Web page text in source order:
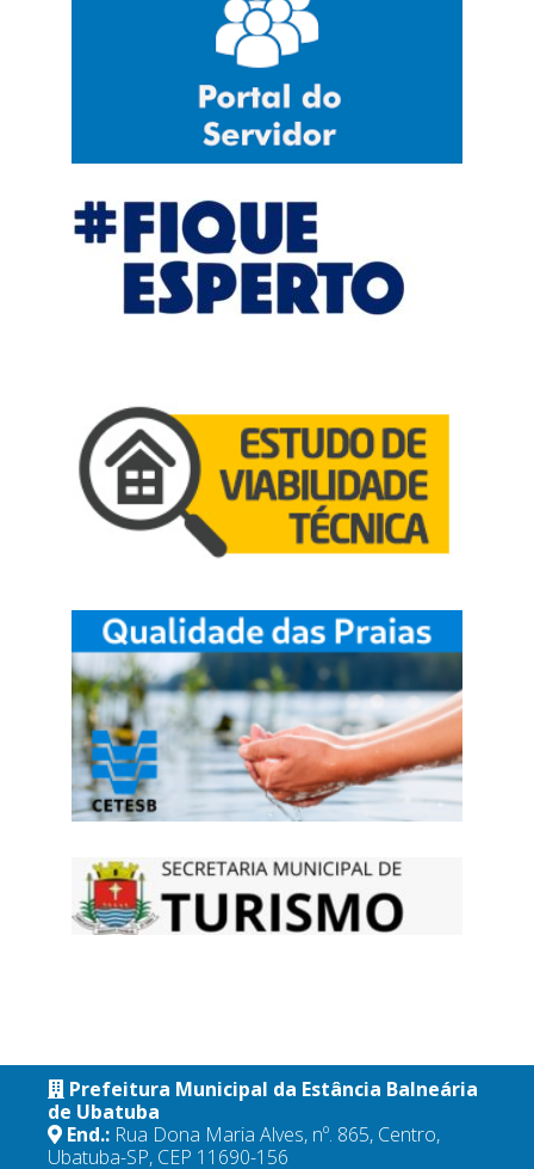
Prefeitura Municipal da Estância Balneária
de Ubatuba
End.: Rua Dona Maria Alves, nº. 865, Centro,
Ubatuba-SP, CEP 11690-156